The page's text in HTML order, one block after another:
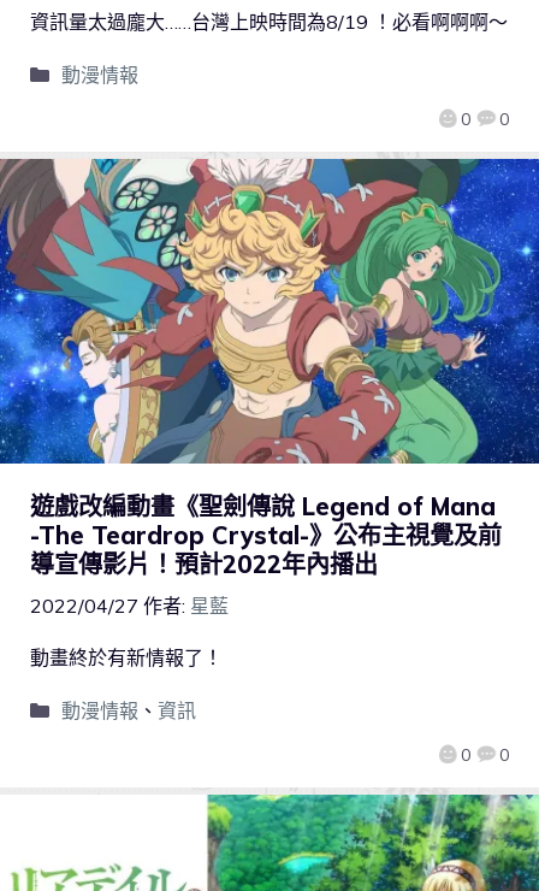
0 0
資訊量太過龐大……台灣上映時間為8/19 ！必看啊啊啊～
動漫情報
遊戲改編動畫《聖劍傳說 Legend of Mana
-The Teardrop Crystal-》公布主視覺及前
導宣傳影片！預計2022年內播出
2022/04/27 作者: 星藍
0 0
動畫終於有新情報了！
動漫情報 、 資訊